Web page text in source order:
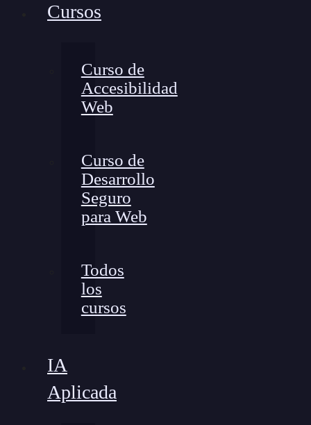
Cursos
Curso de
Accesibilidad
Web
Curso de
Desarrollo
Seguro
para Web
Todos
los
cursos
IA
Aplicada